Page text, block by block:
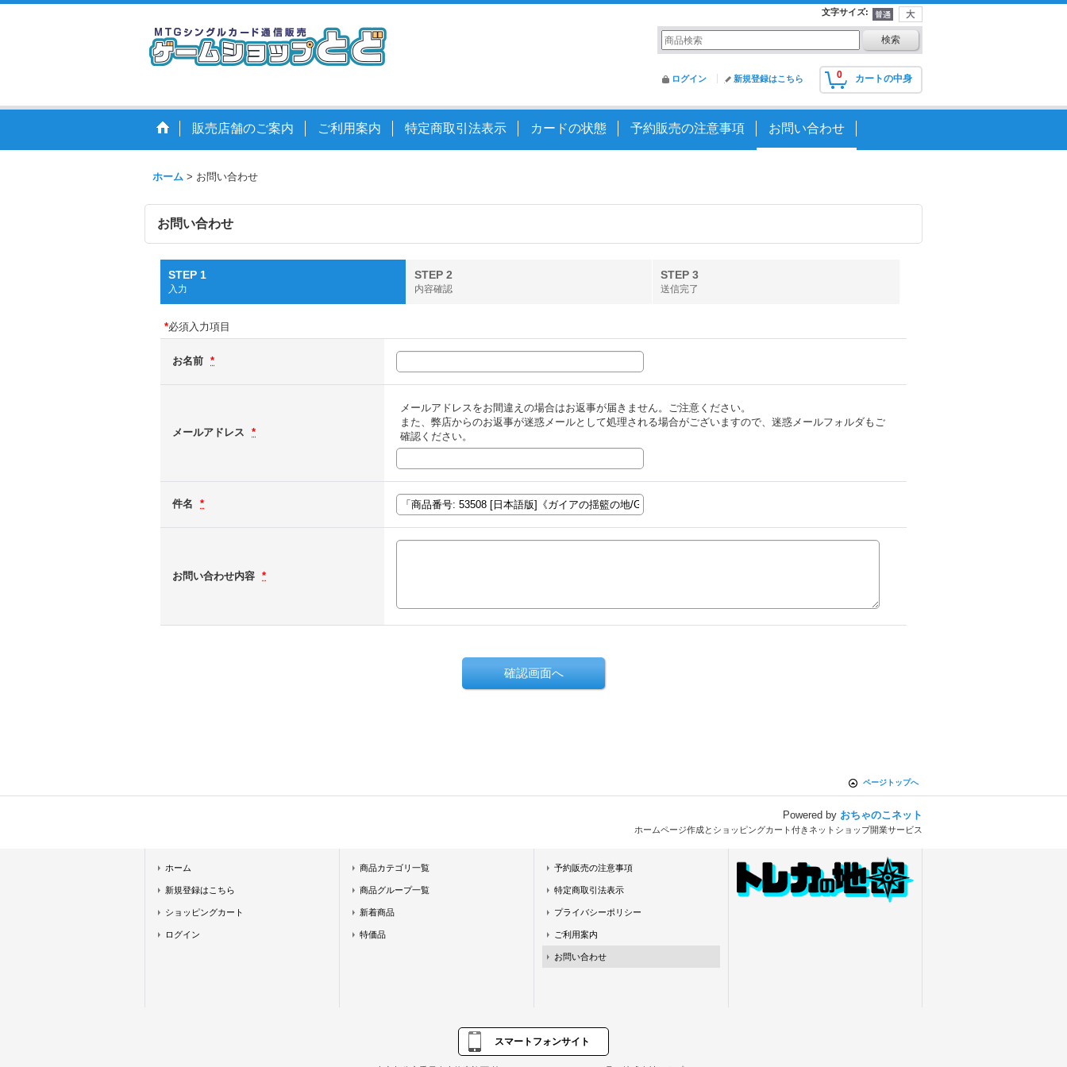
文字サイズ:
0 カートの中身
ログイン 新規登録はこちら
販売店舗のご案内 ご利用案内 特定商取引法表示 カードの状態 予約販売の注意事項 お問い合わせ
ホーム > お問い合わせ
お問い合わせ
STEP 1
入力
STEP 2
内容確認
STEP 3
送信完了
*必須入力項目
お名前 *
メールアドレス *
メールアドレスをお間違えの場合はお返事が届きません。ご注意ください。
また、弊店からのお返事が迷惑メールとして処理される場合がございますので、迷惑メールフォルダもご
確認ください。
件名 *
お問い合わせ内容 *
ページトップへ
Powered by おちゃのこネット
ホームページ作成とショッピングカート付きネットショップ開業サービス
ホーム
新規登録はこちら
ショッピングカート
ログイン
商品カテゴリ一覧
商品グループ一覧
新着商品
特価品
予約販売の注意事項
特定商取引法表示
プライバシーポリシー
ご利用案内
お問い合わせ
スマートフォンサイト